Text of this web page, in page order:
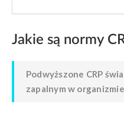
Jakie są normy
Podwyższone CRP
zapalnym w